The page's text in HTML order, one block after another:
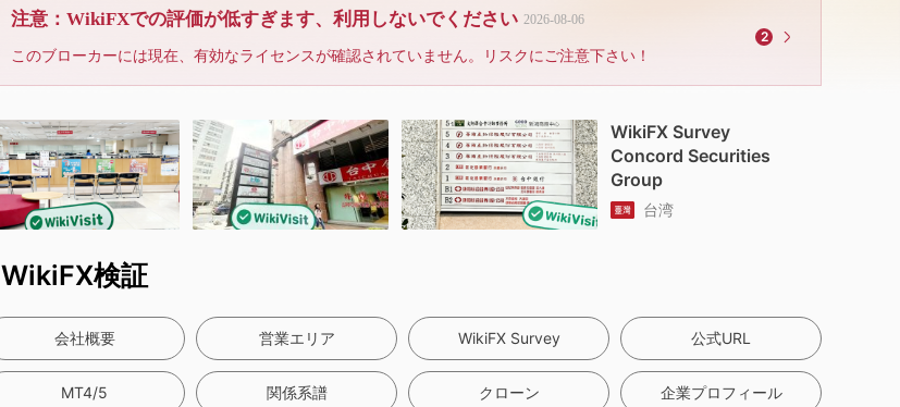
注意：WikiFXでの評価が低すぎます、利用しないでください 2026-08-06
このブローカーには現在、有効なライセンスが確認されていません。リスクにご注意下さい！
2
WikiFX Survey
Concord Securities
Group
台湾
WikiFX検証
会社概要 営業エリア WikiFX Survey 公式URL
MT4/5 関係系譜 クローン 企業プロフィール